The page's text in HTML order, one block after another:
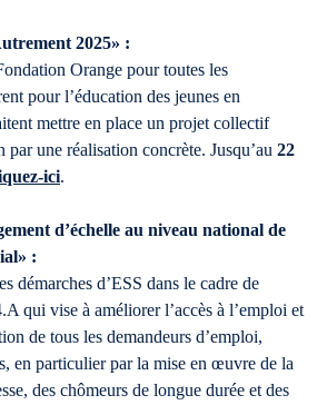
2025» :
Orange pour toutes les
pour l’éducation des jeunes en
mettre en place un projet collectif
par une réalisation concrète. Jusqu’au 22
ici.
d’échelle au niveau national de
:
démarches d’ESS dans le cadre de
qui vise à améliorer l’accès à l’emploi et
de tous les demandeurs d’emploi,
en particulier par la mise en œuvre de la
des chômeurs de longue durée et des